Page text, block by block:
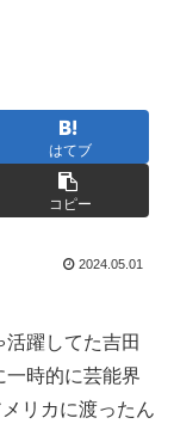
はてブ
コピー
2024.05.01
躍してた吉田
時的に芸能界
リカに渡ったん